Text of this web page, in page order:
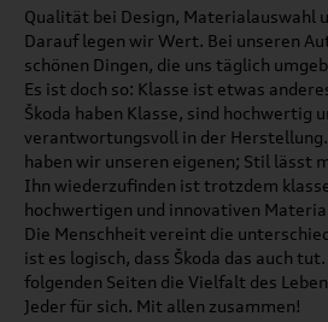
Qualität bei Design, Materialauswahl
Darauf legen wir Wert. Bei unseren
schönen Dingen, die uns täglich
Es ist doch so: Klasse ist etwas
Škoda haben Klasse, sind hochwertig
verantwortungsvoll in der
haben wir unseren eigenen; Stil lässt
Ihn wiederzufinden ist trotzdem
hochwertigen und innovativen
Die Menschheit vereint die
ist es logisch, dass Škoda das auch
folgenden Seiten die Vielfalt des
Jeder für sich. Mit allen zusammen!